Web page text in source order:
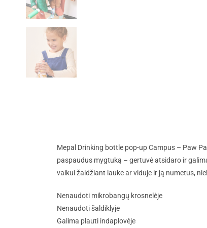
Mepal Drinking bottle pop-up Campus – Paw
paspaudus mygtuką – gertuvė atsidaro ir
vaikui žaidžiant lauke ar viduje ir ją numetus,
Nenaudoti mikrobangų krosnelėje
Nenaudoti šaldiklyje
Galima plauti indaplovėje